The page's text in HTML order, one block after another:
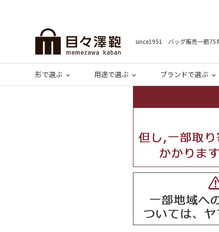
since1951 バッグ販売一筋75
形で選ぶ 用途で選ぶ ブランドで選ぶ